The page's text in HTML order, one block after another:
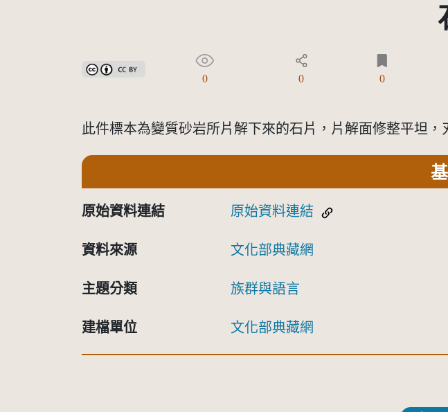
創用CC姓名標示 3.0 台灣及其後版本(CC BY 3.0 TW +)
0 0 0
此件標本為變質砂岩所片解下來的石片，片解面修整平坦，
原始資料連結 原始資料連結
資料來源 文化部典藏網
主題分類 族群與語言
建檔單位 文化部典藏網